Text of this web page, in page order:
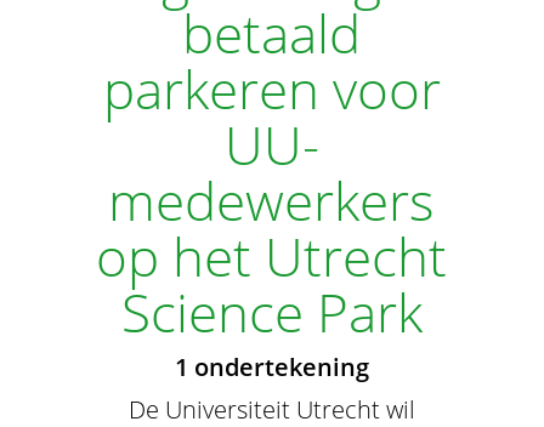
betaald
parkeren voor
UU-
medewerkers
op het Utrecht
Science Park
1 ondertekening
De Universiteit Utrecht wil